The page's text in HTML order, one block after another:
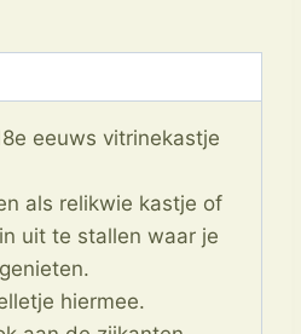
eeuws vitrinekastje
als relikwie kastje of
uit te stallen waar je
hiermee.